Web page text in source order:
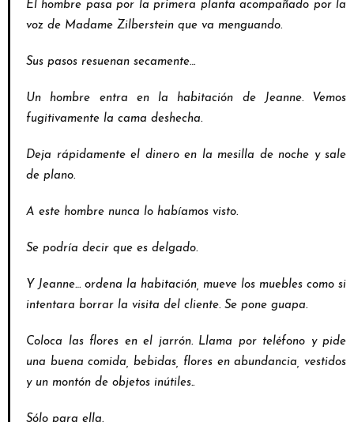
El hombre pasa por la primera planta acompañado por la
voz de Madame Zilberstein que va menguando.
Sus pasos resuenan secamente…
Un hombre entra en la habitación de Jeanne. Vemos
fugitivamente la cama deshecha.
Deja rápidamente el dinero en la mesilla de noche y sale
de plano.
A este hombre nunca lo habíamos visto.
Se podría decir que es delgado.
Y Jeanne… ordena la habitación, mueve los muebles como si
intentara borrar la visita del cliente. Se pone guapa.
Coloca las flores en el jarrón. Llama por teléfono y pide
una buena comida, bebidas, flores en abundancia, vestidos
y un montón de objetos inútiles..
Sólo para ella.